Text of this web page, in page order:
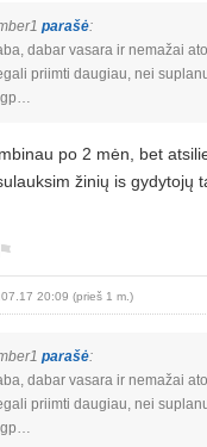
parašė:
dabar vasara ir nemažai
priimti daugiau, nei
po 2 mėn, bet
žinių is gydytojų
20:09 (prieš 1 m.)
parašė:
dabar vasara ir nemažai
priimti daugiau, nei